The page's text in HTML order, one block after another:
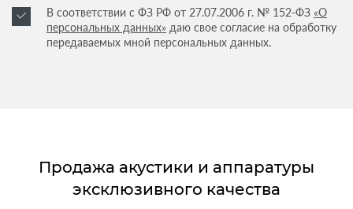
В соответствии с ФЗ РФ от 27.07.2006 г. № 152-ФЗ «О
персональных данных» даю свое согласие на обработку
передаваемых мной персональных данных.
Продажа акустики и аппаратуры
эксклюзивного качества